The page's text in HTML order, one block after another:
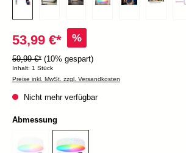
53,99 €* %
59,99 €* (10% gespart)
Inhalt: 1 Stück
Preise inkl. MwSt. zzgl. Versandkosten
Nicht mehr verfügbar
Abmessung